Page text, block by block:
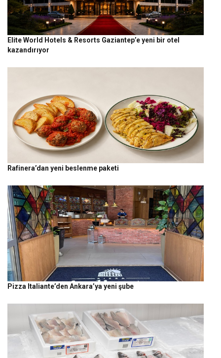
Elite World Hotels & Resorts Gaziantep’e yeni bir otel
kazandırıyor
Rafinera’dan yeni beslenme paketi
Pizza Italiante’den Ankara’ya yeni şube